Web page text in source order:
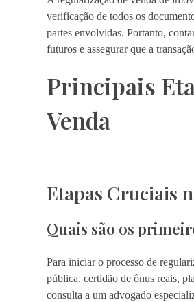
verificação de todos os
partes envolvidas. Portanto,
futuros e assegurar que a
Principais
Venda
Etapas Cruciais
Quais são os
Para iniciar o processo de
pública, certidão de ônus reais,
consulta a um advogado